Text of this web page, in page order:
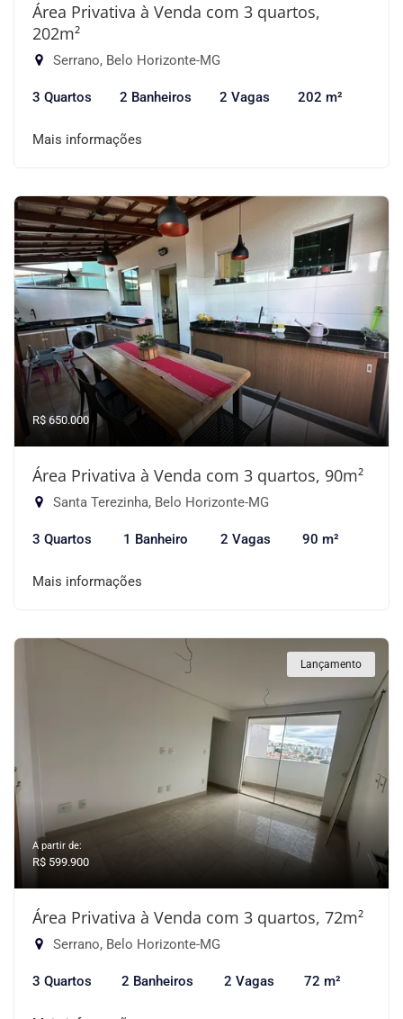
Área Privativa à Venda com 3 quartos,
202m²
Serrano, Belo Horizonte-MG
3 Quartos 2 Banheiros 2 Vagas 202 m²
Mais informações
R$ 650.000
Área Privativa à Venda com 3 quartos, 90m²
Santa Terezinha, Belo Horizonte-MG
3 Quartos 1 Banheiro 2 Vagas 90 m²
Mais informações
Lançamento
A partir de:
R$ 599.900
Área Privativa à Venda com 3 quartos, 72m²
Serrano, Belo Horizonte-MG
3 Quartos 2 Banheiros 2 Vagas 72 m²